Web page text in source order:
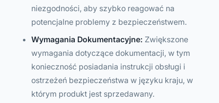
niezgodności, aby szybko reagować na
potencjalne problemy z bezpieczeństwem.
Wymagania Dokumentacyjne: Zwiększone
wymagania dotyczące dokumentacji, w tym
konieczność posiadania instrukcji obsługi i
ostrzeżeń bezpieczeństwa w języku kraju, w
którym produkt jest sprzedawany.